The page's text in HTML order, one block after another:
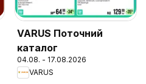
VARUS Поточний
каталог
04.08. - 17.08.2026
VARUS